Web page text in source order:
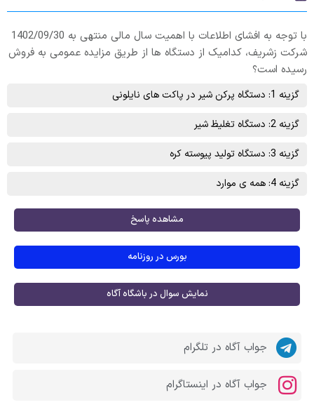
با توجه به افشای اطلاعات با اهمیت سال مالی منتهی به 1402/09/30
شرکت زشریف، کدامیک از دستگاه ها از طریق مزایده عمومی به فروش
رسیده است؟
گزینه 1: دستگاه پرکن شیر در پاکت های نایلونی
گزینه 2: دستگاه تغلیظ شیر
گزینه 3: دستگاه تولید پیوسته کره
گزینه 4: همه ی موارد
مشاهده پاسخ
بورس در روزنامه
نمایش سوال در باشگاه آگاه
جواب آگاه در تلگرام
جواب آگاه در اینستاگرام